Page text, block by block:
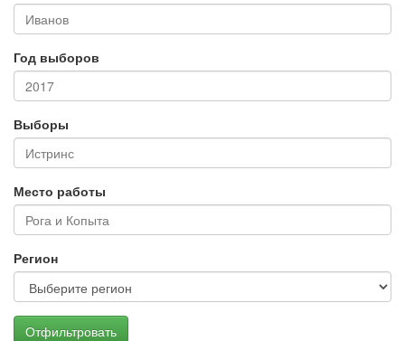
Год выборов
Выборы
Место работы
Регион
Отфильтровать